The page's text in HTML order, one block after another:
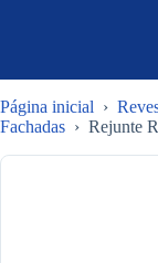
Página inicial ›
Fachadas › Rejunte